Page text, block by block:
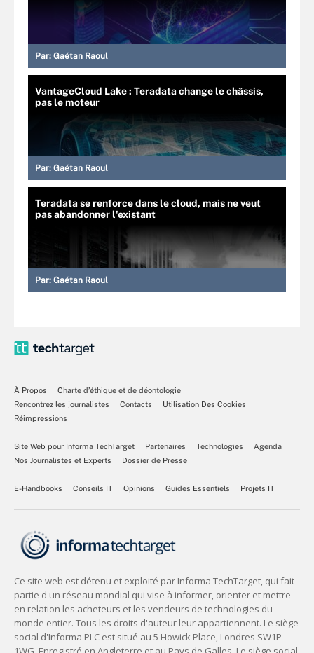
Par: Gaétan Raoul
VantageCloud Lake : Teradata change le châssis,
pas le moteur
Par: Gaétan Raoul
Teradata se renforce dans le cloud, mais ne veut
pas abandonner l'existant
Par: Gaétan Raoul
À Propos
Charte d’éthique et de déontologie
Rencontrez les journalistes
Contacts
Utilisation Des Cookies
Réimpressions
Site Web pour Informa TechTarget Partenaires Technologies
Agenda
Nos Journalistes et Experts
Dossier de Presse
E-Handbooks Conseils IT Opinions Guides Essentiels Projets IT